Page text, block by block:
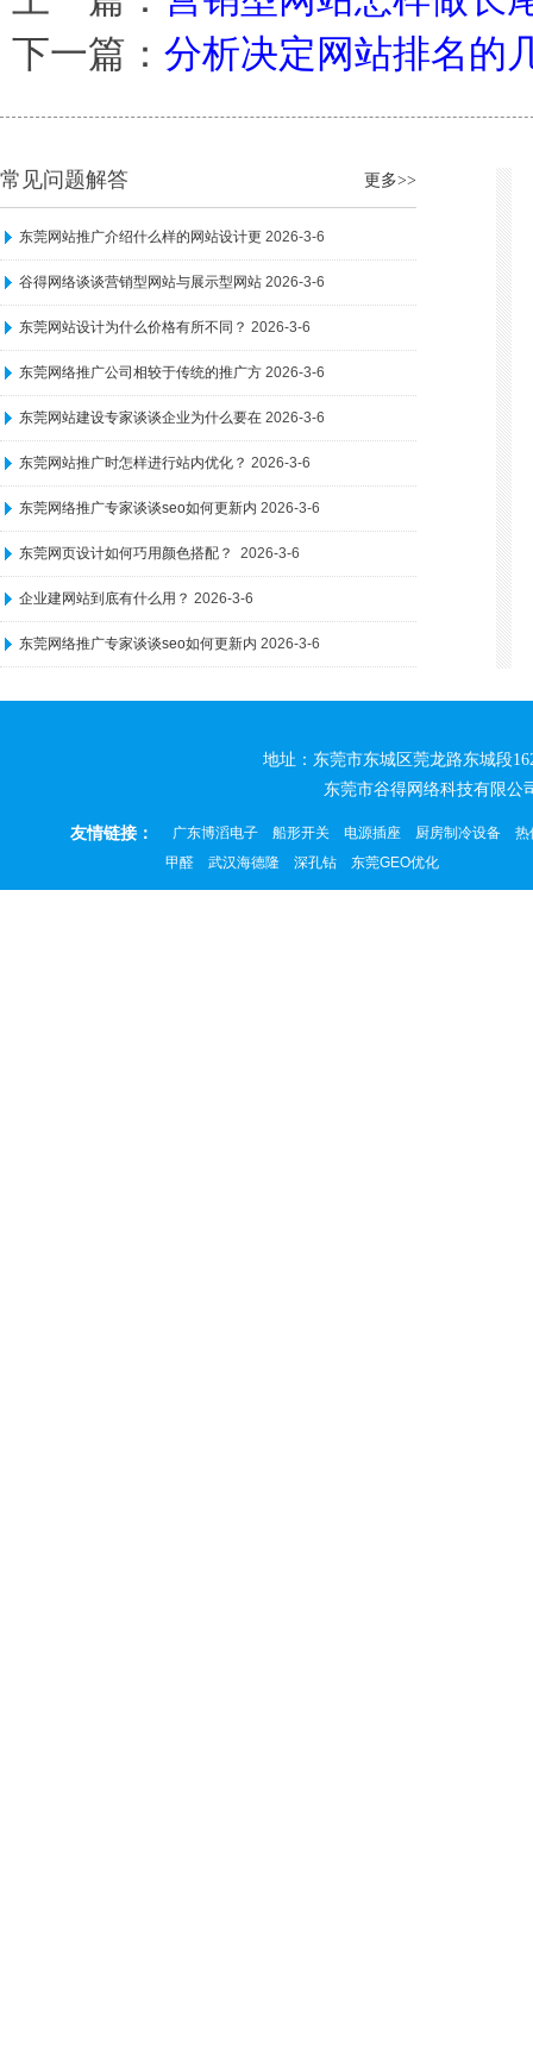
下一篇： 分析决定网站排名的
常见问题解答 更多>>
东莞网站推广介绍什么样的网站设计更 2026-3-6
谷得网络谈谈营销型网站与展示型网站 2026-3-6
东莞网站设计为什么价格有所不同？ 2026-3-6
东莞网络推广公司相较于传统的推广方 2026-3-6
东莞网站建设专家谈谈企业为什么要在 2026-3-6
东莞网站推广时怎样进行站内优化？ 2026-3-6
东莞网络推广专家谈谈seo如何更新内 2026-3-6
东莞网页设计如何巧用颜色搭配？ 2026-3-6
企业建网站到底有什么用？ 2026-3-6
东莞网络推广专家谈谈seo如何更新内 2026-3-6
地址：东莞市东城区莞龙路东城段
东莞市谷得网络科技有限公
友情链接： 广东博滔电子 船形开关 电源插座 厨房制冷设备
热
甲醛
武汉海德隆 深孔钻 东莞GEO优化